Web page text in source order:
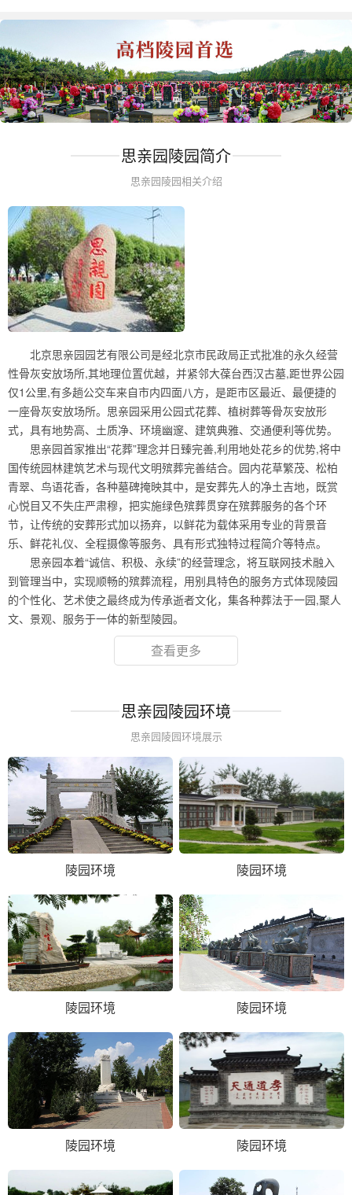
思亲园陵园简介
思亲园陵园相关介绍
北京思亲园园艺有限公司是经北京市民政局正式批准的永久经营
性骨灰安放场所,其地理位置优越，并紧邻大葆台西汉古墓,距世界公园
仅1公里,有多趟公交车来自市内四面八方，是距市区最近、最便捷的
一座骨灰安放场所。思亲园采用公园式花葬、植树葬等骨灰安放形
式，具有地势高、土质净、环境幽邃、建筑典雅、交通便利等优势。
思亲园首家推出“花葬”理念并日臻完善,利用地处花乡的优势,将中
国传统园林建筑艺术与现代文明殡葬完善结合。园内花草繁茂、松柏
青翠、鸟语花香，各种墓碑掩映其中，是安葬先人的净土吉地，既赏
心悦目又不失庄严肃穆，把实施绿色殡葬贯穿在殡葬服务的各个环
节，让传统的安葬形式加以扬弃，以鲜花为载体采用专业的背景音
乐、鲜花礼仪、全程摄像等服务、具有形式独特过程简介等特点。
思亲园本着“诚信、积极、永续”的经营理念，将互联网技术融入
到管理当中，实现顺畅的殡葬流程，用别具特色的服务方式体现陵园
的个性化、艺术使之最终成为传承逝者文化，集各种葬法于一园,聚人
文、景观、服务于一体的新型陵园。
查看更多
思亲园陵园环境
思亲园陵园环境展示
陵园环境 陵园环境
陵园环境 陵园环境
陵园环境 陵园环境